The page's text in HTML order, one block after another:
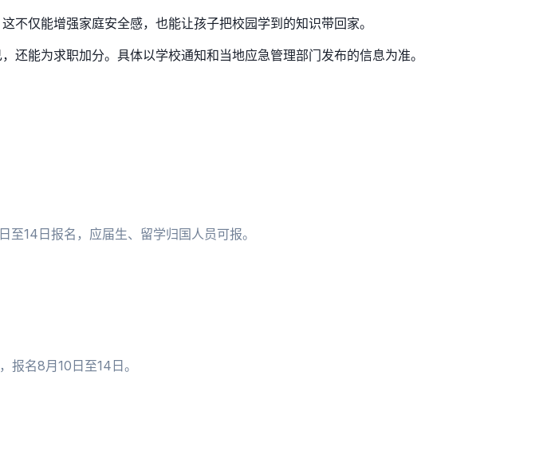
仅能增强家庭安全感，也能让孩子把校园学到的知识带回家。
能为求职加分。具体以学校通知和当地应急管理部门发布的信息为准。
14日报名，应届生、留学归国人员可报。
名8月10日至14日。